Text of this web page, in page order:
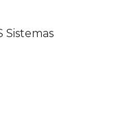
Sistemas